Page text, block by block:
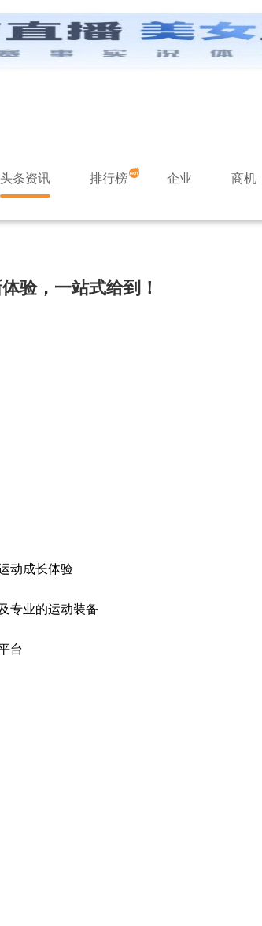
头条资讯 排行榜 企业 商机
验，一站式给到！
动成长体验
专业的运动装备
台